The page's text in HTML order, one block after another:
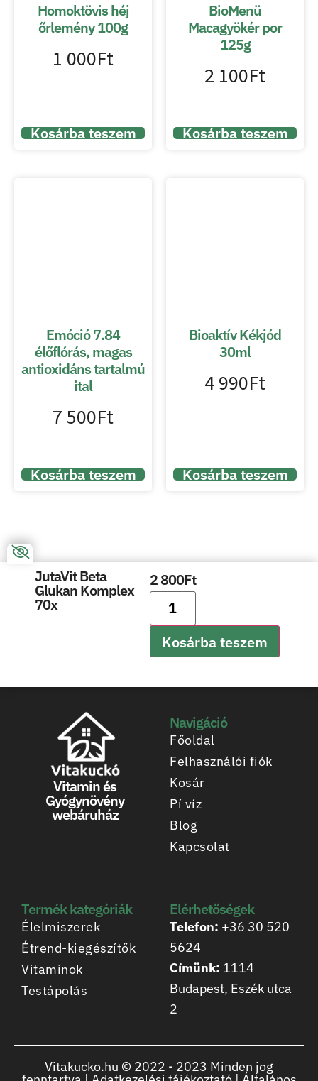
Homoktövis héj
őrlemény 100g
1 000Ft
Kosárba teszem
BioMenü
Macagyökér por
125g
2 100Ft
Kosárba teszem
Emóció 7.84
élőflórás, magas
antioxidáns tartalmú
ital
7 500Ft
Kosárba teszem
Bioaktív Kékjód
30ml
4 990Ft
Kosárba teszem
JutaVit Beta
Glukan Komplex
70x
2 800Ft
Kosárba teszem
Vitamin és
Gyógynövény
webáruház
Navigáció
Főoldal
Felhasználói fiók
Kosár
Pí víz
Blog
Kapcsolat
Termék kategóriák
Élelmiszerek
Étrend-kiegészítők
Vitaminok
Testápolás
Elérhetőségek
Telefon: +36 30 520
5624
Címünk: 1114
Budapest, Eszék utca
2
Vitakucko.hu © 2022 - 2023 Minden jog